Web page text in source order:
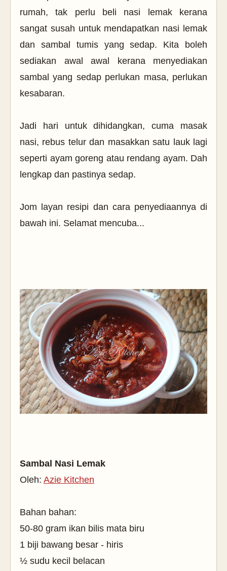
rumah, tak perlu beli nasi lemak kerana
sangat susah untuk mendapatkan nasi lemak
dan sambal tumis yang sedap. Kita boleh
sediakan awal awal kerana menyediakan
sambal yang sedap perlukan masa, perlukan
kesabaran.
Jadi hari untuk dihidangkan, cuma masak
nasi, rebus telur dan masakkan satu lauk lagi
seperti ayam goreng atau rendang ayam. Dah
lengkap dan pastinya sedap.
Jom layan resipi dan cara penyediaannya di
bawah ini. Selamat mencuba...
Sambal Nasi Lemak
Oleh: Azie Kitchen
Bahan bahan:
50-80 gram ikan bilis mata biru
1 biji bawang besar - hiris
½ sudu kecil belacan